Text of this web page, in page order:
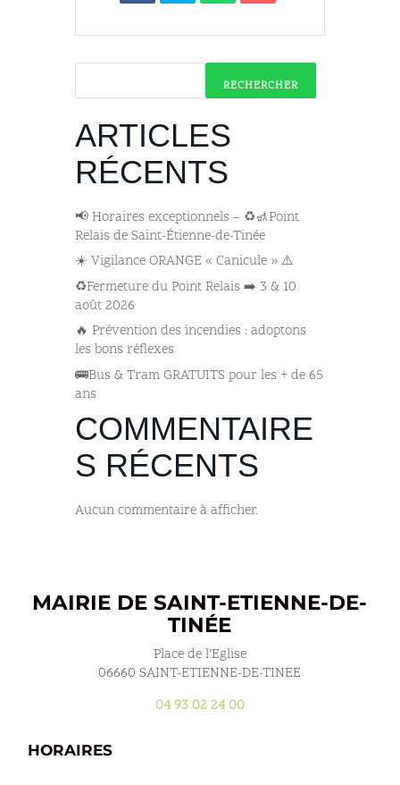
RECHERCHER
ARTICLES
RÉCENTS
📢 Horaires exceptionnels – ♻️🚮Point
Relais de Saint-Étienne-de-Tinée
☀️ Vigilance ORANGE « Canicule » ⚠️
♻️Fermeture du Point Relais ➡️​ 3 & 10
août 2026
🔥 Prévention des incendies : adoptons
les bons réflexes
🚌​Bus & Tram GRATUITS pour les + de 65
ans
COMMENTAIRE
S RÉCENTS
Aucun commentaire à afficher.
MAIRIE DE SAINT-ETIENNE-DE-
TINÉE
Place de l’Eglise
06660 SAINT-ETIENNE-DE-TINEE
04 93 02 24 00
HORAIRES